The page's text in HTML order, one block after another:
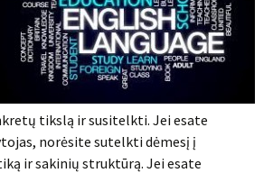
tikslą ir susitelkti. Jei esate
norėsite sutelkti dėmesį į
ir sakinių struktūrą. Jei esate